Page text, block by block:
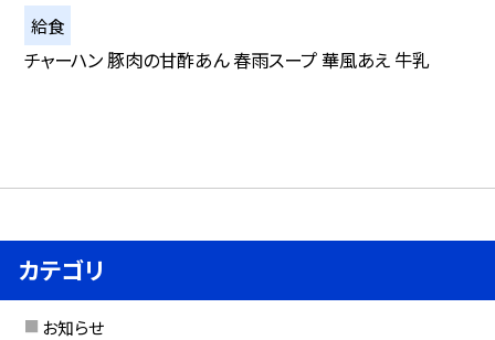
給食
チャーハン 豚肉の甘酢あん 春雨スープ 華風あえ 牛乳
カテゴリ
お知らせ